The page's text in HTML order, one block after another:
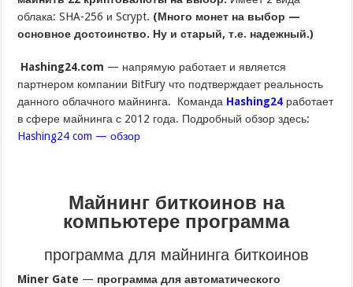
облака: SHA-256 и Scrypt. (Много монет на выбор —
основное достоинство. Ну и старый, т.е. надежный.)
Hashing24.com — напрямую работает и является
партнером компании BitFury что подтверждает реальность
данного облачного майнинга. Команда Hashing24 работает
в сфере майнинга с 2012 года. Подробный обзор здесь:
Hashing24 com — обзор
Майнинг биткоинов на
компьютере программа
программа для майнинга биткоинов
Miner Gate — программа для автоматического